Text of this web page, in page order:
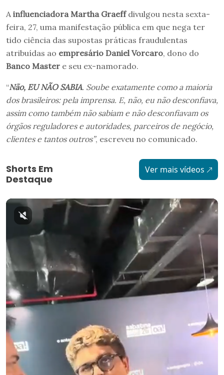
A influenciadora Martha Graeffdivulgou nesta sexta-
feira, 27, uma manifestação pública em que nega ter
tido ciência das supostas práticas fraudulentas
atribuídas ao empresário Daniel Vorcaro, dono do
Banco Master e seu ex-namorado.
“Não, EU NÃO SABIA. Soube exatamente como a maioria
dos brasileiros: pela imprensa. E, não, eu não desconfiava,
assim como também não sabiam e não desconfiavam os
órgãos reguladores e autoridades, parceiros de negócio,
clientes e tantos outros”, escreveu no comunicado.
Shorts Em
Destaque
Ver mais vídeos